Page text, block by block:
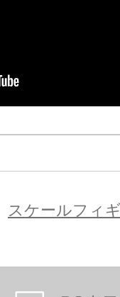
スケールフィ